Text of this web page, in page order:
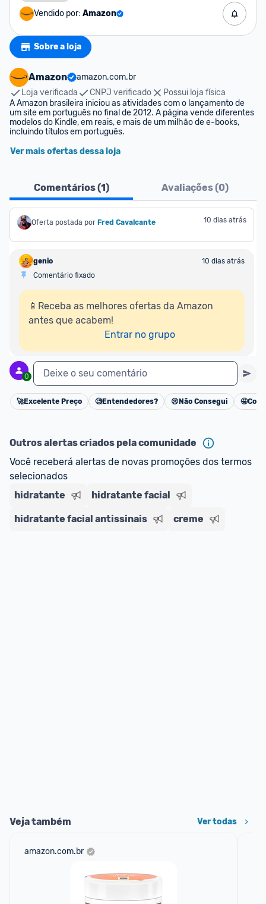
Vendido por: Amazon
Sobre a loja
Amazon
amazon.com.br
Loja verificada
CNPJ verificado
Possui loja física
A Amazon brasileira iniciou as atividades com o lançamento de
um site em português no final de 2012. A página vende diferentes
modelos do Kindle, em reais, e mais de um milhão de e-books,
incluindo títulos em português.
Ver mais ofertas dessa loja
Comentários (1) Avaliações (0)
Oferta postada por Fred Cavalcante 10 dias atrás
genio
10 dias atrás
Comentário fixado
📱Receba as melhores ofertas da Amazon
antes que acabem!
Entrar no grupo
0 Deixe o seu comentário
Cancelar
🚀Excelente Preço 🧐Entendedores? 😢 Não Consegui 🤩
Outros alertas criados pela comunidade
Você receberá alertas de novas promoções dos termos
selecionados
hidratante
hidratante facial
hidratante facial antissinais creme
Veja também Ver todas
amazon.com.br